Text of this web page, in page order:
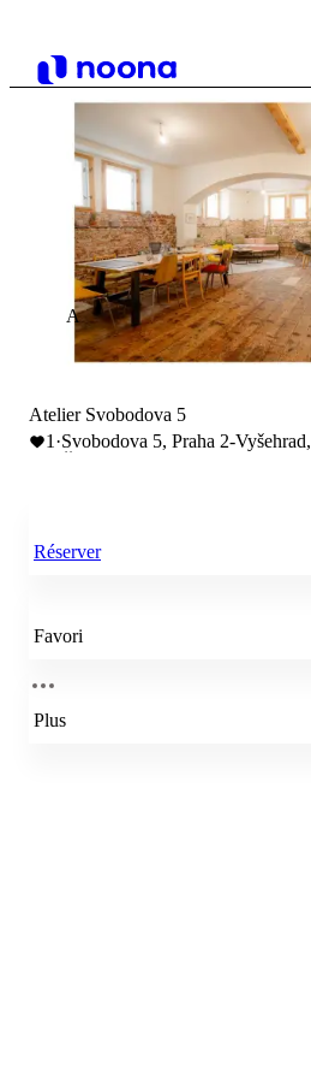
A
Atelier Svobodova 5
1 ·Svobodova 5, Praha 2-Vyšehrad,
Réserver
Favori
Plus